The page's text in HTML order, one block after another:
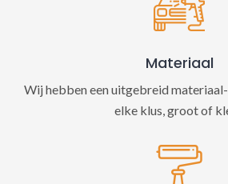
Materiaal
Wij hebben een uitgebreid
elke klus, groot of